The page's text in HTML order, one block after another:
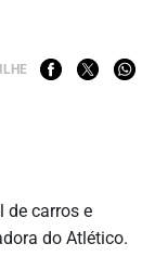
de carros e
do Atlético.